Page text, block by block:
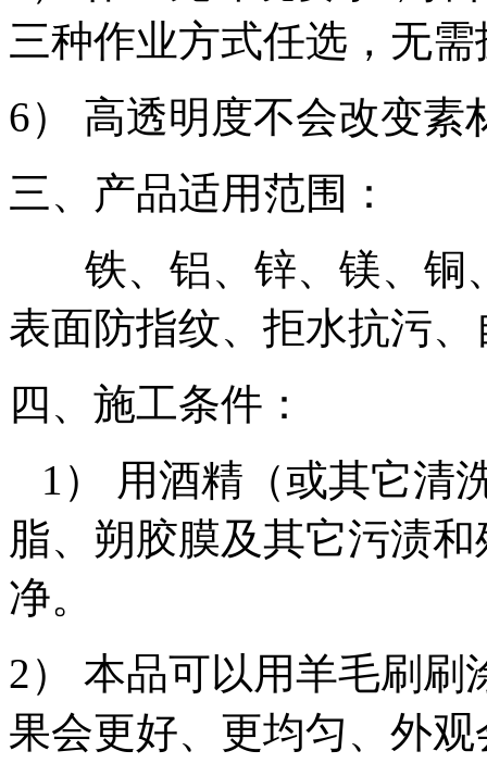
三种作业方式任选，无
6） 高透明度不会改变素
三、产品适用范围：
铁、铝、锌、镁、铜
表面防指纹、拒水抗污
四、施工条件：
1） 用酒精（或其它清
脂、朔胶膜及其它污渍
净。
2） 本品可以用羊毛刷
果会更好、更均匀、外